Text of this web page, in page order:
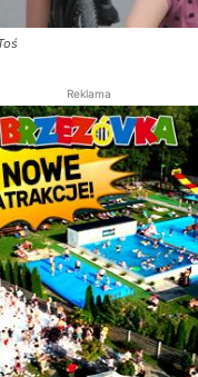
Reklama